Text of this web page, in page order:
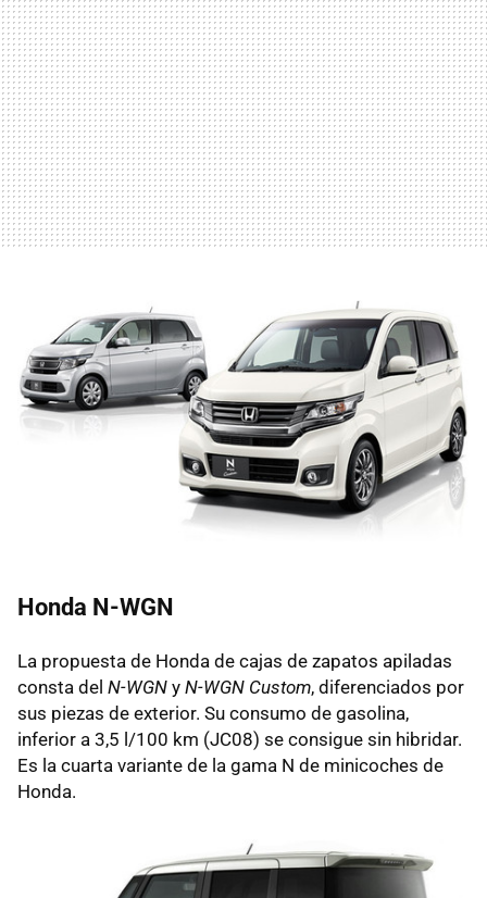
Honda N-WGN
La propuesta de Honda de cajas de zapatos apiladas
consta del N-WGN y N-WGN Custom, diferenciados por
sus piezas de exterior. Su consumo de gasolina,
inferior a 3,5 l/100 km (JC08) se consigue sin hibridar.
Es la cuarta variante de la gama N de minicoches de
Honda.